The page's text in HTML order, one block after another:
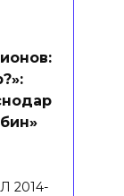
2014-